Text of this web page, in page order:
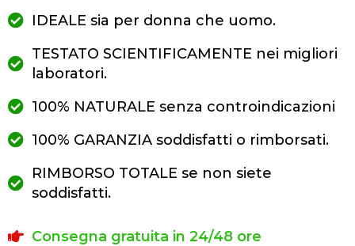
IDEALE sia per donna che uomo.
TESTATO SCIENTIFICAMENTE nei migliori
laboratori.
100% NATURALE senza controindicazioni
100% GARANZIA soddisfatti o rimborsati.
RIMBORSO TOTALE se non siete
soddisfatti.
Consegna gratuita in 24/48 ore